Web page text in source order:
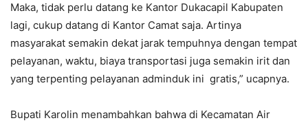
Maka, tidak perlu datang ke Kantor Dukacapil Kabupaten
lagi, cukup datang di Kantor Camat saja. Artinya
masyarakat semakin dekat jarak tempuhnya dengan tempat
pelayanan, waktu, biaya transportasi juga semakin irit dan
yang terpenting pelayanan adminduk ini gratis,” ucapnya.
Bupati Karolin menambahkan bahwa di Kecamatan Air